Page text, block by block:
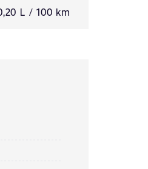
L / 100 km